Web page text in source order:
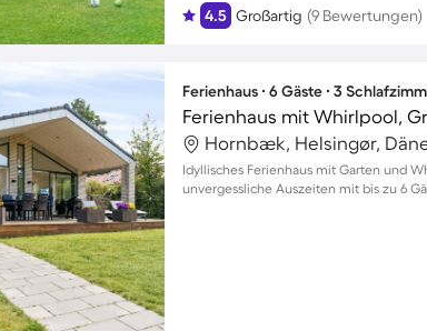
4.5 Großartig (9 Bewertungen)
Ferienhaus ∙ 6 Gäste ∙ 3
Ferienhaus mit Whirlpool,
Hornbæk, Helsingør,
Idyllisches Ferienhaus mit Garten und
unvergessliche Auszeiten mit bis zu 6